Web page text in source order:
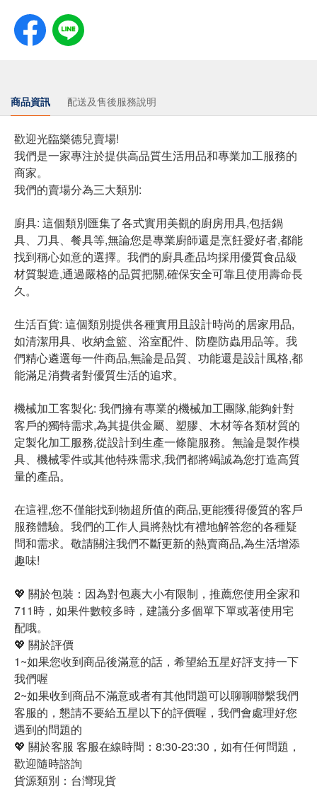
商品資訊 配送及售後服務說明
歡迎光臨樂德兒賣場!
我們是一家專注於提供高品質生活用品和專業加工服務的
商家。
我們的賣場分為三大類別:
廚具: 這個類別匯集了各式實用美觀的廚房用具,包括鍋
具、刀具、餐具等,無論您是專業廚師還是烹飪愛好者,都能
找到稱心如意的選擇。我們的廚具產品均採用優質食品級
材質製造,通過嚴格的品質把關,確保安全可靠且使用壽命長
久。
生活百貨: 這個類別提供各種實用且設計時尚的居家用品,
如清潔用具、收納盒籃、浴室配件、防塵防蟲用品等。我
們精心遴選每一件商品,無論是品質、功能還是設計風格,都
能滿足消費者對優質生活的追求。
機械加工客製化: 我們擁有專業的機械加工團隊,能夠針對
客戶的獨特需求,為其提供金屬、塑膠、木材等各類材質的
定製化加工服務,從設計到生產一條龍服務。無論是製作模
具、機械零件或其他特殊需求,我們都將竭誠為您打造高質
量的產品。
在這裡,您不僅能找到物超所值的商品,更能獲得優質的客戶
服務體驗。我們的工作人員將熱忱有禮地解答您的各種疑
問和需求。敬請關注我們不斷更新的熱賣商品,為生活增添
趣味!
💖 關於包裝：因為對包裹大小有限制，推薦您使用全家和
711時，如果件數較多時，建議分多個單下單或著使用宅
配哦。
💖 關於評價
1~如果您收到商品後滿意的話，希望給五星好評支持一下
我們喔
2~如果收到商品不滿意或者有其他問題可以聊聊聯繫我們
客服的，懇請不要給五星以下的評價喔，我們會處理好您
遇到的問題的
💖 關於客服 客服在線時間：8:30-23:30，如有任何問題，
歡迎隨時諮詢
貨源類別：台灣現貨